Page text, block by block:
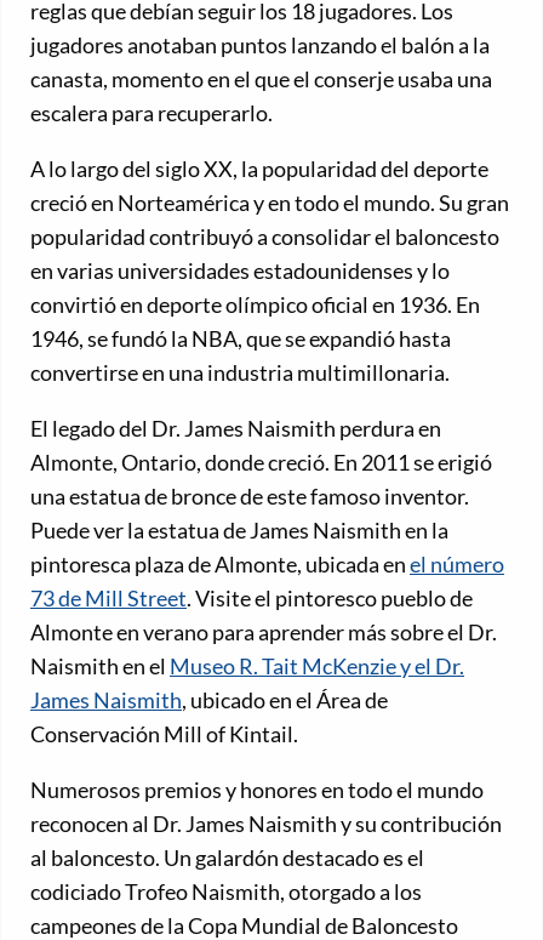
reglas que debían seguir los 18 jugadores. Los
jugadores anotaban puntos lanzando el balón a la
canasta, momento en el que el conserje usaba una
escalera para recuperarlo.
A lo largo del siglo XX, la popularidad del deporte
creció en Norteamérica y en todo el mundo. Su gran
popularidad contribuyó a consolidar el baloncesto
en varias universidades estadounidenses y lo
convirtió en deporte olímpico oficial en 1936. En
1946, se fundó la NBA, que se expandió hasta
convertirse en una industria multimillonaria.
El legado del Dr. James Naismith perdura en
Almonte, Ontario, donde creció. En 2011 se erigió
una estatua de bronce de este famoso inventor.
Puede ver la estatua de James Naismith en la
pintoresca plaza de Almonte, ubicada enel número
73 de Mill Street. Visite el pintoresco pueblo de
Almonte en verano para aprender más sobre el Dr.
Naismith en el Museo R. Tait McKenzie y el Dr.
James Naismith, ubicado en el Área de
Conservación Mill of Kintail.
Numerosos premios y honores en todo el mundo
reconocen al Dr. James Naismith y su contribución
al baloncesto. Un galardón destacado es el
codiciado Trofeo Naismith, otorgado a los
campeones de la Copa Mundial de Baloncesto